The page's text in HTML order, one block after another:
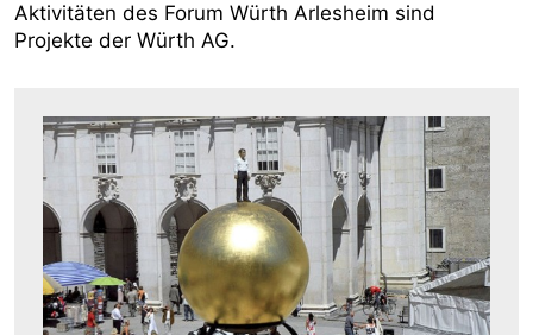
Aktivitäten des Forum Würth Arlesheim sind
Projekte der Würth AG.